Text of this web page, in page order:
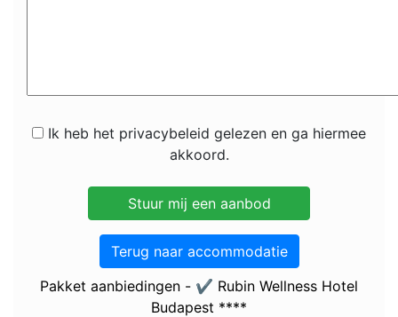
Ik heb het privacybeleid gelezen en ga hiermee
akkoord.
Terug naar accommodatie
Pakket aanbiedingen - ✔️ Rubin Wellness Hotel
Budapest ****